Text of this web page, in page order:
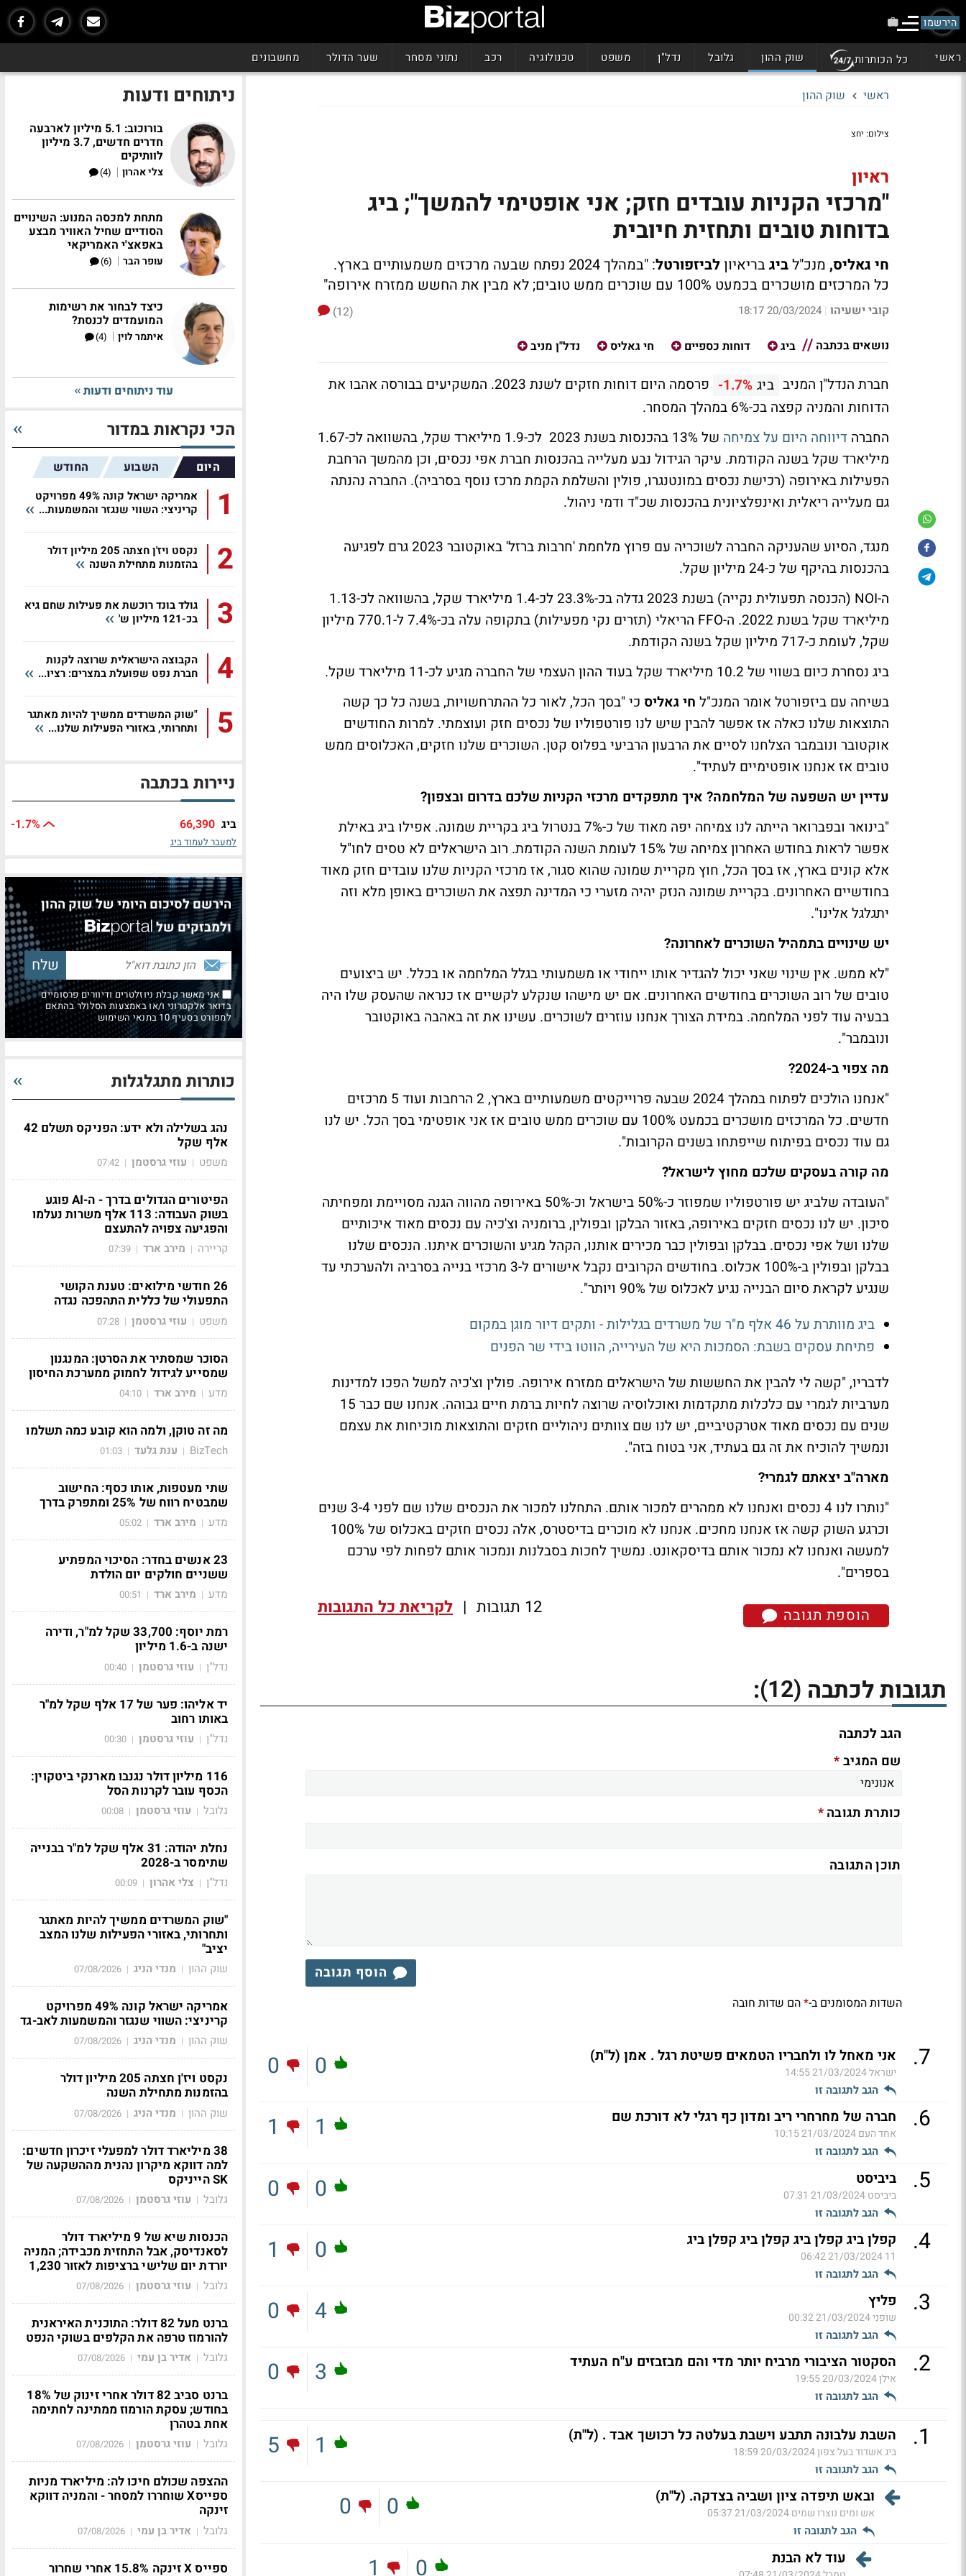
הירשמו
ראשי כל הכותרות שוק ההון גלובל נדל"ן משפט טכנולוגיה רכב נתוני מסחר שער הדולר מחשבונים
ראשי שוק ההון
צילום: יחצ
ראיון
"מרכזי הקניות עובדים חזק; אני אופטימי להמשך"; ביג
בדוחות טובים ותחזית חיובית
חי גאליס, מנכ"לביג בריאיוןלביזפורטל
: "במהלך 2024 נפתח שבעה מרכזים משמעותיים בארץ.
כל המרכזים מושכרים בכמעט 100% עם שוכרים ממש טובים; לא מבין את החשש ממזרח אירופה"
קובי ישעיהו |
20/03/2024 18:17
(12)
נושאים בכתבה
ביג דוחות כספיים חי גאליס נדל"ן מניב
חברת הנדל"ן המניב ביג -1.7%
פרסמה היום דוחות חזקים לשנת 2023. המשקיעים בבורסה אהבו את
הדוחות והמניה קפצה בכ-6% במהלך המסחר.
החברה דיווחה היום על צמיחה
של 13% בהכנסות בשנת 2023 לכ-1.9 מיליארד שקל, בהשוואה לכ-1.67
מיליארד שקל בשנה הקודמת. עיקר הגידול נבע מעלייה בהכנסות חברת אפי נכסים, וכן מהמשך הרחבת
הפעילות באירופה (רכישת נכסים במונטנגרו, פולין והשלמת הקמת מרכז נוסף בסרביה). החברה נהנתה
גם מעלייה ריאלית ואינפלציונית בהכנסות שכ"ד ודמי ניהול.
מנגד, הסיוע שהעניקה החברה לשוכריה עם פרוץ מלחמת 'חרבות ברזל' באוקטובר 2023 גרם לפגיעה
בהכנסות בהיקף של כ-24 מיליון שקל.
ה-NOI (הכנסה תפעולית נקייה) בשנת 2023 גדלה בכ-23.3% לכ-1.4 מיליארד שקל, בהשוואה לכ-1.13
מיליארד שקל בשנת 2022. ה-FFO הריאלי (תזרים נקי מפעילות) בתקופה עלה בכ-7.4% ל-770.1 מיליון
שקל, לעומת כ-717 מיליון שקל בשנה הקודמת.
ביג נסחרת כיום בשווי של 10.2 מיליארד שקל בעוד ההון העצמי של החברה מגיע לכ-11 מיליארד שקל.
בשיחה עם ביזפורטל אומר המנכ"ל חי גאליס כי "בסך הכל, לאור כל ההתרחשויות, בשנה כל כך קשה
התוצאות שלנו כאלה אז אפשר להבין שיש לנו פורטפוליו של נכסים חזק ועוצמתי. למרות החודשים
אוקטובר ונובמבר הצלחנו לסיים את הרבעון הרביעי בפלוס קטן. השוכרים שלנו חזקים, האכלוסים ממש
טובים אז אנחנו אופטימיים לעתיד".
עדיין יש השפעה של המלחמה? איך מתפקדים מרכזי הקניות שלכם בדרום ובצפון?
"בינואר ובפברואר הייתה לנו צמיחה יפה מאוד של כ-7% בנטרול ביג בקריית שמונה. אפילו ביג באילת
אפשר לראות בחודש האחרון צמיחה של 15% לעומת השנה הקודמת. רוב הישראלים לא טסים לחו"ל
אלא קונים בארץ, אז בסך הכל, חוץ מקריית שמונה שהוא סגור, אז מרכזי הקניות שלנו עובדים חזק מאוד
בחודשיים האחרונים. בקריית שמונה הנזק יהיה מזערי כי המדינה תפצה את השוכרים באופן מלא וזה
יתגלגל אלינו".
יש שינויים בתמהיל השוכרים לאחרונה?
"לא ממש. אין שינוי שאני יכול להגדיר אותו ייחודי או משמעותי בגלל המלחמה או בכלל. יש ביצועים
טובים של רוב השוכרים בחודשים האחרונים. אם יש מישהו שנקלע לקשיים אז כנראה שהעסק שלו היה
בבעיה עוד לפני המלחמה. במידת הצורך אנחנו עוזרים לשוכרים. עשינו את זה באהבה באוקטובר
ונובמבר".
מה צפוי ב-2024?
"אנחנו הולכים לפתוח במהלך 2024 שבעה פרוייקטים משמעותיים בארץ, 2 הרחבות ועוד 5 מרכזים
חדשים. כל המרכזים מושכרים בכמעט 100% עם שוכרים ממש טובים אז אני אופטימי בסך הכל. יש לנו
גם עוד נכסים בפיתוח שייפתחו בשנים הקרובות".
מה קורה בעסקים שלכם מחוץ לישראל?
"העובדה שלביג יש פורטפוליו שמפוזר כ-50% בישראל וכ-50% באירופה מהווה הגנה מסויימת ומפחיתה
סיכון. יש לנו נכסים חזקים באירופה, באזור הבלקן ובפולין, ברומניה וצ'כיה עם נכסים מאוד איכותיים
שלנו ושל אפי נכסים. בבלקן ובפולין כבר מכירים אותנו, הקהל מגיע והשוכרים איתנו. הנכסים שלנו
בבלקן ובפולין ב-100% אכלוס. בחודשים הקרובים נקבל אישורים ל-3 מרכזי בנייה בסרביה ולהערכתי עד
שנגיע לקראת סיום הבנייה נגיע לאכלוס של 90% ויותר".
ביג מוותרת על 46 אלף מ"ר של משרדים בגלילות - ותקים דיור מוגן במקום
פתיחת עסקים בשבת: הסמכות היא של העירייה, הווטו בידי שר הפנים
לדבריו, "קשה לי להבין את החששות של הישראלים ממזרח אירופה. פולין וצ'כיה למשל הפכו למדינות
מערביות לגמרי עם כלכלות מתקדמות ואוכלוסיה שרוצה לחיות ברמת חיים גבוהה. אנחנו שם כבר 15
שנים עם נכסים מאוד אטרקטיביים, יש לנו שם צוותים ניהוליים חזקים והתוצאות מוכיחות את עצמם
ונמשיך להוכיח את זה גם בעתיד, אני בטוח בזה".
מארה"ב יצאתם לגמרי?
"נותרו לנו 4 נכסים ואנחנו לא ממהרים למכור אותם. התחלנו למכור את הנכסים שלנו שם לפני 3-4 שנים
וכרגע השוק קשה אז אנחנו מחכים. אנחנו לא מוכרים בדיסטרס, אלה נכסים חזקים באכלוס של 100%
למעשה ואנחנו לא נמכור אותם בדיסקאונט. נמשיך לחכות בסבלנות ונמכור אותם לפחות לפי ערכם
בספרים".
הוספת תגובה 12 תגובות | לקריאת כל התגובות
תגובות לכתבה (12)
:
הגב לכתבה
שם המגיב*
כותרת תגובה*
תוכן התגובה
הוסף תגובה
השדות המסומנים ב-*הם שדות חובה
7
. אני מאחל לו ולחבריו הטמאים פשיטת רגל . אמן (ל"ת)
ישראל21/03/2024 14:55
הגב לתגובה זו
0
0
6
. חברה של מחרחרי ריב ומדון כף רגלי לא דורכת שם
אחד העם21/03/2024 10:15
הגב לתגובה זו
1
1
5
. ביביסט
ביביסט21/03/2024 07:31
הגב לתגובה זו
0
0
4
. קפלן ביג קפלן ביג קפלן ביג קפלן ביג
11
21/03/2024 06:42
הגב לתגובה זו
0
1
3
. פליץ
שופני21/03/2024 00:32
הגב לתגובה זו
4
0
2
. הסקטור הציבורי מרביח יותר מדי והם מבזבזים ע"ח העתיד
אילן20/03/2024 19:55
הגב לתגובה זו
3
0
1
. השבת עלבונה תתבע וישבת בעלטה כל רכושך אבד . (ל"ת)
ביג אשדוד בעל צפון20/03/2024 18:59
הגב לתגובה זו
1
5
ובאש תיפדה ציון ושביה בצדקה. (ל"ת)
אש ומים נוצרו שמים21/03/2024 05:37
הגב לתגובה זו
0
0
עוד לא הבנת 0
1
ניתוחים ודעות
בורוכוב: 5.1 מיליון לארבעה
חדרים חדשים, 3.7 מיליון
לוותיקים
צלי אהרון |
(4)
מתחת למכסה המנוע: השינויים
הסודיים שחיל האוויר מבצע
באפאצ'י האמריקאי
עופר הבר |
(6)
כיצד לבחור את רשימות
המועמדים לכנסת?
איתמר לוין |
(4)
עוד ניתוחים ודעות
הכי נקראות במדור
היום השבוע החודש
1
אמריקה ישראל קונה 49% מפרויקט
קריניצי: השווי שנגזר והמשמעות...
2
נקסט ויז'ן חצתה 205 מיליון דולר
בהזמנות מתחילת השנה
3
גולד בונד רוכשת את פעילות שחם גיא
בכ-121 מיליון ש'
4
הקבוצה הישראלית שרוצה לקנות
חברת נפט שפועלת במצרים: רציו...
5
"שוק המשרדים ממשיך להיות מאתגר
ותחרותי, באזורי הפעילות שלנו...
ניירות בכתבה
ביג 66,390
-1.7%
למעבר לעמוד ביג
הירשם לסיכום היומי של שוק ההון
ולמבזקים של
אני מאשר קבלת ניוזלטרים ודיוורים פרסומיים
בדואר אלקטרוני ו/או באמצעות הסלולר בהתאם
למפורט בסעיף 10 בתנאי השימוש
כותרות מתגלגלות
נהג בשלילה ולא ידע: הפניקס תשלם 42
אלף שקל
משפט | עוזי גרסטמן |
07:42
הפיטורים הגדולים בדרך - ה-AI פוגע
בשוק העבודה: 113 אלף משרות נעלמו
והפגיעה צפויה להתעצם
קריירה | מירב ארד |
07:39
26 חודשי מילואים: טענת הקושי
התפעולי של כללית התהפכה נגדה
משפט | עוזי גרסטמן |
07:28
הסוכר שמסתיר את הסרטן: המנגנון
שמסייע לגידול לחמוק ממערכת החיסון
מדע | מירב ארד |
04:10
מה זה טוקן, ולמה הוא קובע כמה תשלמו
BizTech
| ענת גלעד |
01:03
שתי מעטפות, אותו כסף: החישוב
שמבטיח רווח של 25% ומתפרק בדרך
מדע | מירב ארד |
05:02
23 אנשים בחדר: הסיכוי המפתיע
ששניים חולקים יום הולדת
מדע | מירב ארד |
00:51
רמת יוסף: 33,700 שקל למ"ר, ודירה
ישנה ב-1.6 מיליון
נדל"ן | עוזי גרסטמן |
00:40
יד אליהו: פער של 17 אלף שקל למ"ר
באותו רחוב
נדל"ן | עוזי גרסטמן |
00:30
116 מיליון דולר נגנבו מארנקי ביטקוין:
הכסף עובר לקרנות הסל
גלובל | עוזי גרסטמן |
00:08
נחלת יהודה: 31 אלף שקל למ"ר בבנייה
שתימסר ב-2028
נדל"ן | צלי אהרון |
00:09
"שוק המשרדים ממשיך להיות מאתגר
ותחרותי, באזורי הפעילות שלנו המצב
יציב"
שוק ההון | מנדי הניג |
07/08/2026
אמריקה ישראל קונה 49% מפרויקט
קריניצי: השווי שנגזר והמשמעות לאב-גד
שוק ההון | מנדי הניג |
07/08/2026
נקסט ויז'ן חצתה 205 מיליון דולר
בהזמנות מתחילת השנה
שוק ההון | מנדי הניג |
07/08/2026
38 מיליארד דולר למפעלי זיכרון חדשים:
למה דווקא מיקרון נהנית מההשקעה של
SK הייניקס
גלובל | עוזי גרסטמן |
07/08/2026
הכנסות שיא של 9 מיליארד דולר
לסאנדיסק, אבל התחזית מכבידה; המניה
יורדת יום שלישי ברציפות לאזור 1,230
גלובל | עוזי גרסטמן |
07/08/2026
ברנט מעל 82 דולר: התוכנית האיראנית
להורמוז טרפה את הקלפים בשוקי הנפט
גלובל | אדיר בן עמי |
07/08/2026
ברנט סביב 82 דולר אחרי זינוק של 18%
בחודש; עסקת הורמוז ממתינה לחתימה
אחת בטהרן
גלובל | עוזי גרסטמן |
07/08/2026
ההצפה שכולם חיכו לה: מיליארד מניות
ספייסX שוחררו למסחר - והמניה דווקא
זינקה
גלובל | אדיר בן עמי |
07/08/2026
ספייס X זינקה 15.8% אחרי שחרור